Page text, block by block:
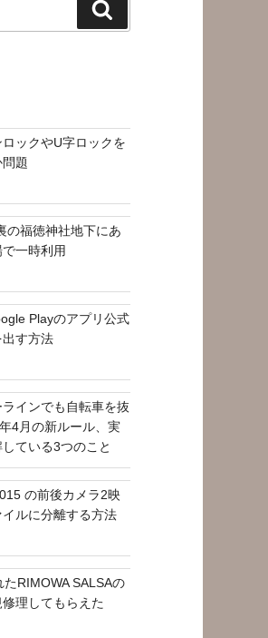
索
ックやU字ロックを
題
の福徳神社地下にあ
一時利用
Playのアプリ公式
出す方法
インでも自転車を抜
4月の新ルール、実
ている3つのこと
の前後カメラ2映
ルに分離する方法
RIMOWA SALSAの
理してもらえた